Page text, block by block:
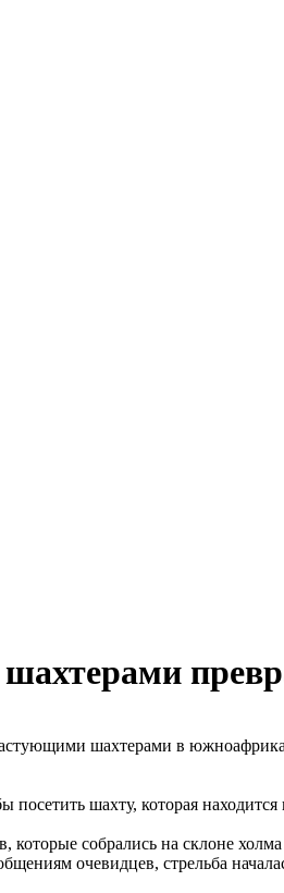
шахтерами в
шахту, которая находится
собрались на склоне
очевидцев, стрельба